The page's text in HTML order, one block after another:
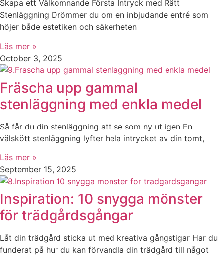
Skapa ett Välkomnande Första Intryck med Rätt
Stenläggning Drömmer du om en inbjudande entré som
höjer både estetiken och säkerheten
Läs mer »
October 3, 2025
Fräscha upp gammal
stenläggning med enkla medel
Så får du din stenläggning att se som ny ut igen En
välskött stenläggning lyfter hela intrycket av din tomt,
Läs mer »
September 15, 2025
Inspiration: 10 snygga mönster
för trädgårdsgångar
Låt din trädgård sticka ut med kreativa gångstigar Har du
funderat på hur du kan förvandla din trädgård till något